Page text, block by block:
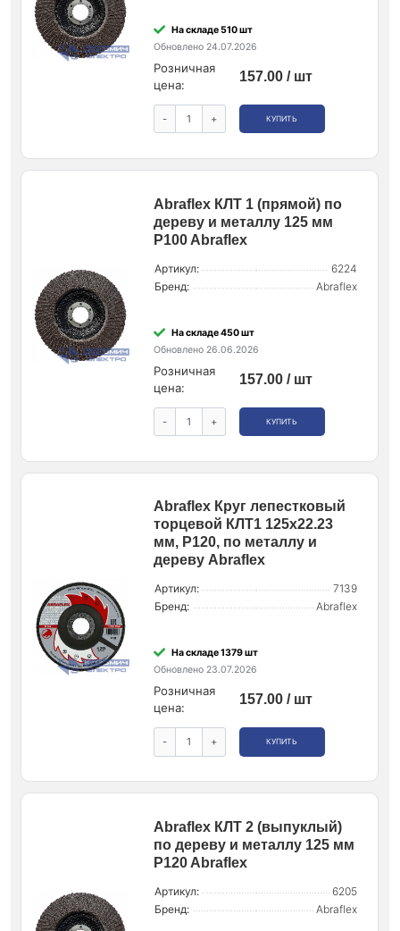
На складе 510 шт
Обновлено 24.07.2026
Розничная
цена:
157.00 / шт
- + КУПИТЬ
Abraflex КЛТ 1 (прямой) по
дереву и металлу 125 мм
P100 Abraflex
Артикул:
6224
Бренд:
Abraflex
На складе 450 шт
Обновлено 26.06.2026
Розничная
цена:
157.00 / шт
- + КУПИТЬ
Abraflex Круг лепестковый
торцевой КЛТ1 125x22.23
мм, P120, по металлу и
дереву Abraflex
Артикул:
7139
Бренд:
Abraflex
На складе 1379 шт
Обновлено 23.07.2026
Розничная
цена:
157.00 / шт
- + КУПИТЬ
Abraflex КЛТ 2 (выпуклый)
по дереву и металлу 125 мм
P120 Abraflex
Артикул:
6205
Бренд:
Abraflex